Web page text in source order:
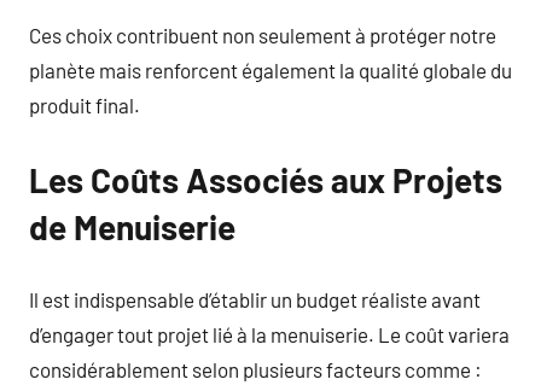
Ces choix contribuent non seulement à protéger notre
planète mais renforcent également la qualité globale du
produit final.
Les Coûts Associés aux Projets
de Menuiserie
Il est indispensable d’établir un budget réaliste avant
d’engager tout projet lié à la menuiserie. Le coût variera
considérablement selon plusieurs facteurs comme :